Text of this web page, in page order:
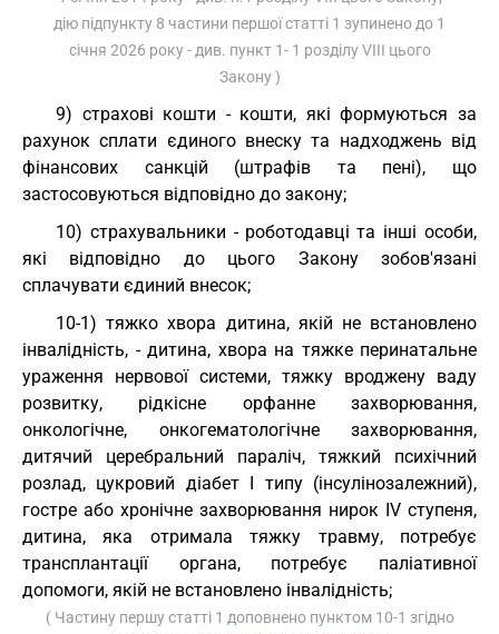
дію підпункту 8 частини першої статті 1 зупинено до 1
січня 2026 року - див. пункт 1- 1 розділу VIII цього
Закону )
9) страхові кошти - кошти, які формуються за
рахунок сплати єдиного внеску та надходжень від
фінансових санкцій (штрафів та пені), що
застосовуються відповідно до закону;
10) страхувальники - роботодавці та інші особи,
які відповідно до цього Закону зобов'язані
сплачувати єдиний внесок;
10-1) тяжко хвора дитина, якій не встановлено
інвалідність, - дитина, хвора на тяжке перинатальне
ураження нервової системи, тяжку вроджену ваду
розвитку, рідкісне орфанне захворювання,
онкологічне, онкогематологічне захворювання,
дитячий церебральний параліч, тяжкий психічний
розлад, цукровий діабет I типу (інсулінозалежний),
гостре або хронічне захворювання нирок IV ступеня,
дитина, яка отримала тяжку травму, потребує
трансплантації органа, потребує паліативної
допомоги, якій не встановлено інвалідність;
( Частину першу статті 1 доповнено пунктом 10-1 згідно